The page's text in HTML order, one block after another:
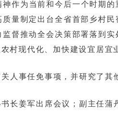
作为当前和今后一个时期
量制定出台全省首部乡村
督推动全会决策部署落到
村现代化、加快建设宜居宜
人事任免事项，并研究了其
长姜军出席会议；副主任蒲